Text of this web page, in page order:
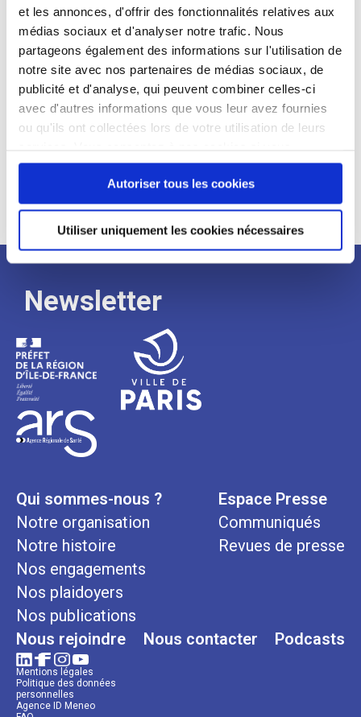
et les annonces, d'offrir des fonctionnalités relatives aux
médias sociaux et d'analyser notre trafic. Nous
partageons également des informations sur l'utilisation de
notre site avec nos partenaires de médias sociaux, de
publicité et d'analyse, qui peuvent combiner celles-ci
avec d'autres informations que vous leur avez fournies
ou qu'ils ont collectées lors de votre utilisation de leurs
continuez à utiliser notre site Web.
Autoriser tous les cookies
Utiliser uniquement les cookies nécessaires
Profil recherché :
Expérience :
Processus
de
recrutement
Newsletter
Qui sommes-nous ?
Notre organisation
Notre histoire
Nos engagements
Nos plaidoyers
Nos publications
Espace Presse
Communiqués
Revues de presse
Nous rejoindre Nous contacter Podcasts
Mentions légales
Politique des données
personnelles
Agence ID Meneo